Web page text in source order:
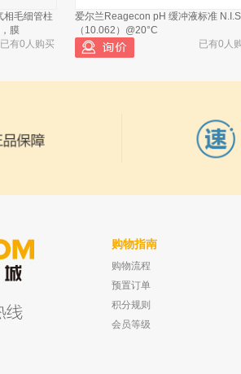
毛细管柱
膜
已有0人购买
爱尔兰Reagecon pH 缓冲液标准
（10.062）@20°C
已有0人
有证书
坛墨质检 地奥司明（试剂级）,对照品
≥98% 20mg
购物指南
购物流程
预置订单
积分规则
会员等级